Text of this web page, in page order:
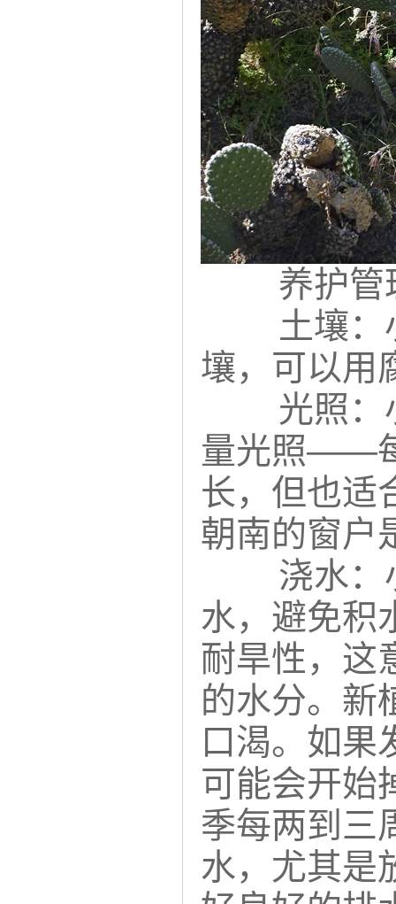
养护管
土壤
壤，可以用
光照：
量光照——
长，但也适
朝南的窗户
浇水：
水，避免积
耐旱性，这
的水分。新
口渴。如果
可能会开始
季每两到三
水，尤其是